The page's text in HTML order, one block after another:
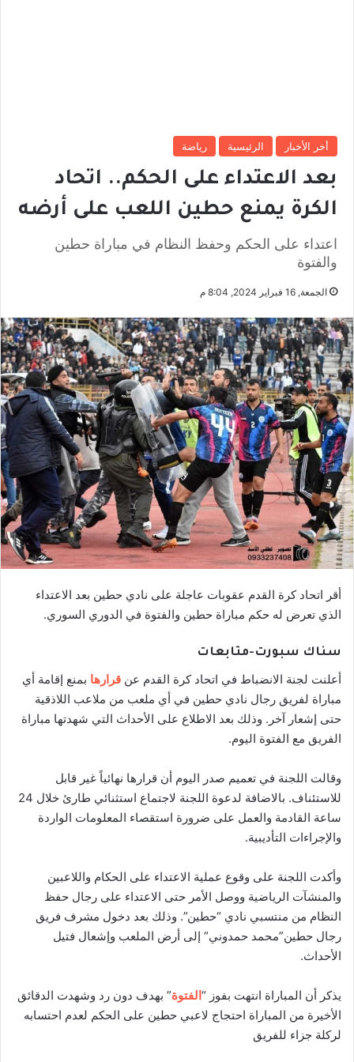
أخر الأخبار الرئيسية رياضة
بعد الاعتداء على الحكم.. اتحاد
الكرة يمنع حطين اللعب على أرضه
اعتداء على الحكم وحفظ النظام في مباراة حطين
والفتوة
الجمعة, 16 فبراير 2024, 8:04 م
أقر اتحاد كرة القدم عقوبات عاجلة على نادي حطين بعد الاعتداء
الذي تعرض له حكم مباراة حطين والفتوة في الدوري السوري.
سناك سبورت-متابعات
أعلنت لجنة الانضباط في اتحاد كرة القدم عن قرارها بمنع إقامة أي
مباراة لفريق رجال نادي حطين في أي ملعب من ملاعب اللاذقية
حتى إشعار آخر. وذلك بعد الاطلاع على الأحداث التي شهدتها مباراة
الفريق مع الفتوة اليوم.
وقالت اللجنة في تعميم صدر اليوم أن قرارها نهائياً غير قابل
للاستئناف. بالاضافة لدعوة اللجنة لاجتماع استثنائي طارئ خلال 24
ساعة القادمة والعمل على ضرورة استقصاء المعلومات الواردة
والإجراءات التأديبية.
وأكدت اللجنة على وقوع عملية الاعتداء على الحكام واللاعبين
والمنشآت الرياضية ووصل الأمر حتى الاعتداء على رجال حفظ
النظام من منتسبي نادي “حطين”. وذلك بعد دخول مشرف فريق
رجال حطين”محمد حمدوني” إلى أرض الملعب وإشعال فتيل
الأحداث.
يذكر أن المباراة انتهت بفوز “الفتوة” بهدف دون رد وشهدت الدقائق
الأخيرة من المباراة احتجاج لاعبي حطين على الحكم لعدم احتسابه
لركلة جزاء للفريق